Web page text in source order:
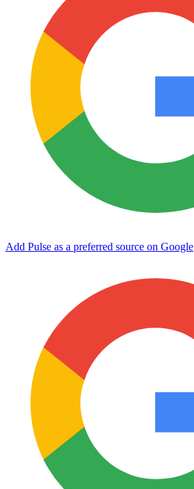
Add Pulse as a preferred source on Google